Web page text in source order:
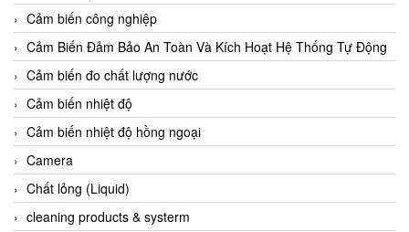
AIKOH
AINUO Vietnam
AIR MAJOR
Aira Euro Automation
Airtac Vietnam
Airtec Vietnam
AI-Tek Vietnam
Akerstroms Viet Nam
Cảm biến công nghiệp
Cảm Biến Đảm Bảo An Toàn Và Kích Hoạt Hệ Thống Tự Động
Cảm biến đo chất lượng nước
Cảm biến nhiệt độ
Cảm biến nhiệt độ hồng ngoại
Camera
Chất lỏng (Liquid)
cleaning products & systerm